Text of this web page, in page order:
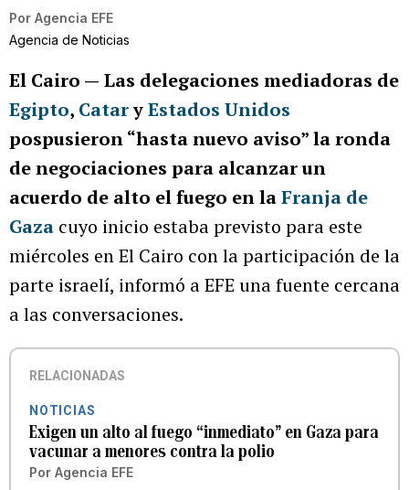
Por Agencia EFE
Agencia de Noticias
El Cairo — Las delegaciones mediadoras de
Egipto, CataryEstados Unidos
pospusieron “hasta nuevo aviso” la ronda
de negociaciones para alcanzar un
acuerdo de alto el fuego en laFranja de
Gaza cuyo inicio estaba previsto para este
miércoles en El Cairo con la participación de la
parte israelí, informó a EFE una fuente cercana
a las conversaciones.
RELACIONADAS
NOTICIAS
Exigen un alto al fuego “inmediato” en Gaza para
vacunar a menores contra la polio
Por Agencia EFE